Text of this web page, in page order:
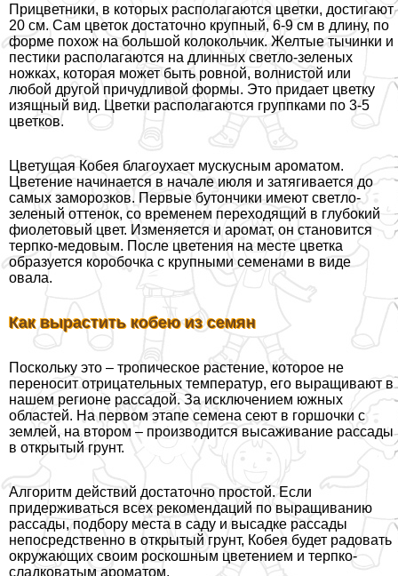
Прицветники, в которых располагаются цветки, достигают
20 см. Сам цветок достаточно крупный, 6-9 см в длину, по
форме похож на большой колокольчик. Желтые тычинки и
пестики располагаются на длинных светло-зеленых
ножках, которая может быть ровной, волнистой или
любой другой причудливой формы. Это придает цветку
изящный вид. Цветки располагаются группками по 3-5
цветков.
Цветущая Кобея благоухает мускусным ароматом.
Цветение начинается в начале июля и затягивается до
самых заморозков. Первые бутончики имеют светло-
зеленый оттенок, со временем переходящий в глубокий
фиолетовый цвет. Изменяется и аромат, он становится
терпко-медовым. После цветения на месте цветка
образуется коробочка с крупными семенами в виде
овала.
Как вырастить кобею из семян
Поскольку это – тропическое растение, которое не
переносит отрицательных температур, его выращивают в
нашем регионе рассадой. За исключением южных
областей. На первом этапе семена сеют в горшочки с
землей, на втором – производится высаживание рассады
в открытый грунт.
Алгоритм действий достаточно простой. Если
придерживаться всех рекомендаций по выращиванию
рассады, подбору места в саду и высадке рассады
непосредственно в открытый грунт, Кобея будет радовать
окружающих своим роскошным цветением и терпко-
сладковатым ароматом.